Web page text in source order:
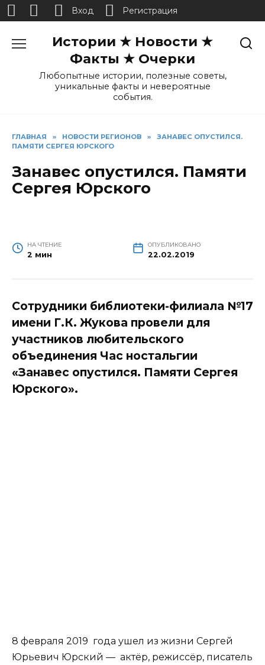
Истории ★ Новости ★
Факты ★ Очерки
Любопытные истории, полезные советы,
уникальные факты и невероятные
события.
ГЛАВНАЯ » НОВОСТИ РЕГИОНОВ »
ЗАНАВЕС ОПУСТИЛСЯ.
ПАМЯТИ СЕРГЕЯ ЮРСКОГО
Занавес опустился. Памяти
Сергея Юрского
НА ЧТЕНИЕ
2 мин
ОПУБЛИКОВАНО
22.02.2019
Сотрудники библиотеки-филиала №17
имени Г.К. Жукова провели для
участников любительского
объединения Час ностальгии
«Занавес опустился. Памяти Сергея
Юрского».
8 февраля 2019 года ушел из жизни Сергей
Юрьевич Юрский — актёр, режиссёр, писатель
Вход Регистрация